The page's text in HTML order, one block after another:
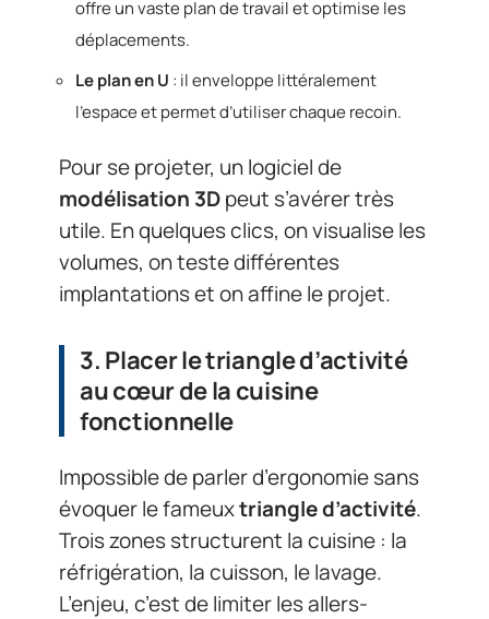
offre un vaste plan de travail et optimise les
déplacements.
Le plan en U : il enveloppe littéralement
l’espace et permet d’utiliser chaque recoin.
Pour se projeter, un logiciel de
modélisation 3Dpeut s’avérer très
utile. En quelques clics, on visualise les
volumes, on teste différentes
implantations et on affine le projet.
3. Placer le triangle d’activité
au cœur de la cuisine
fonctionnelle
Impossible de parler d’ergonomie sans
évoquer le fameuxtriangle d’activité.
Trois zones structurent la cuisine : la
réfrigération, la cuisson, le lavage.
L’enjeu, c’est de limiter les allers-